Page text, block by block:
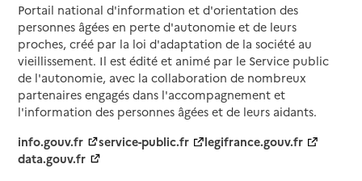
Portail national d'information et d'orientation des
personnes âgées en perte d'autonomie et de leurs
proches, créé par la loi d'adaptation de la société au
vieillissement. Il est édité et animé par le Service public
de l'autonomie, avec la collaboration de nombreux
partenaires engagés dans l'accompagnement et
l'information des personnes âgées et de leurs aidants.
info.gouv.fr
service-public.fr
legifrance.gouv.fr
data.gouv.fr